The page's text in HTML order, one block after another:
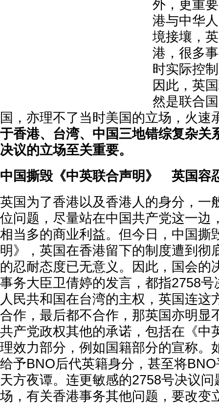
外，更重
港与中华
境接壤，
港，很多
时实际控
因此，英
然是联合
国，亦理不了当时美国的立场，火速
于香港、台湾、中国三地错综复杂关
决议的立场至关重要。
中国撕毁《中英联合声明》 英国容
英国为了香港以及香港人的身分，一
位问题，尽量站在中国共产党这一边
相当多的商业利益。但今日，中国撕
明》，英国在香港留下的制度遭到彻
的忍耐态度已无意义。因此，国会的
事务大臣卫倩婷的发言，都指2758
人民共和国在台湾的主权，英国连这
合作，最后都不合作，那英国亦明显
共产党政权其他的承诺，包括在《中
理效力部分，例如国籍部分的宣称。
给予BNO后代英籍身分，甚至将
天方夜谭。连更敏感的2758号决议
场，有关香港事务其他问题，要改变